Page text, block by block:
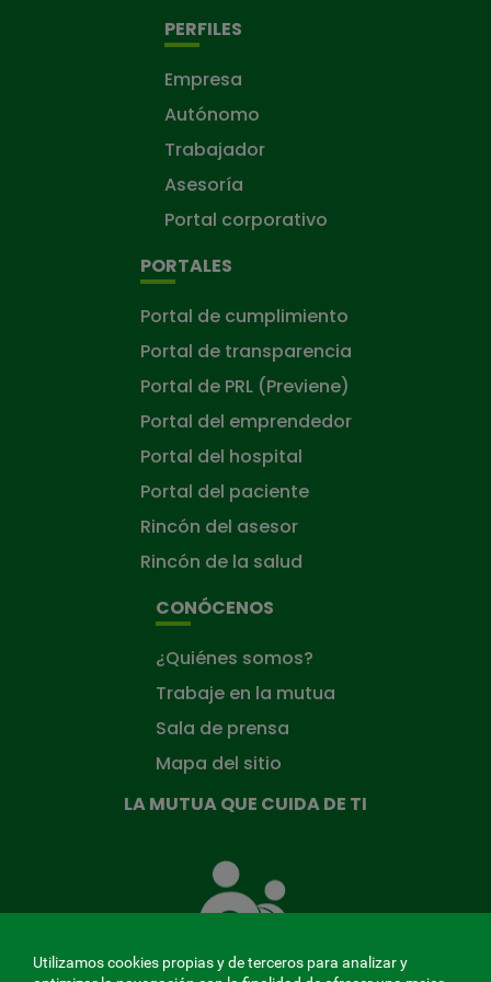
PERFILES
Empresa
Autónomo
Trabajador
Asesoría
Portal corporativo
PORTALES
Portal de cumplimiento
Portal de transparencia
Portal de PRL (Previene)
Portal del emprendedor
Portal del hospital
Portal del paciente
Rincón del asesor
Rincón de la salud
CONÓCENOS
¿Quiénes somos?
Trabaje en la mutua
Sala de prensa
Mapa del sitio
LA MUTUA QUE CUIDA DE TI
Mutua
que
ti
Utilizamos cookies propias y de terceros para analizar y